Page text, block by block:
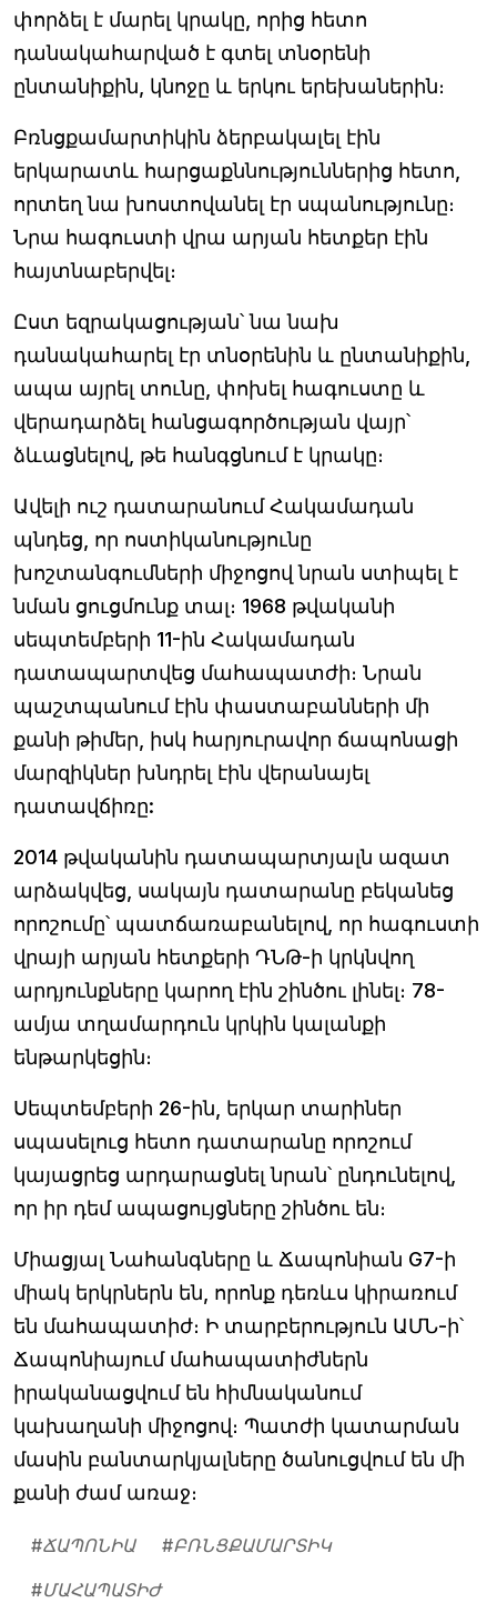
փորձել է մարել կրակը, որից հետո
դանակահարված է գտել տնօրենի
ընտանիքին, կնոջը և երկու երեխաներին։
Բռնցքամարտիկին ձերբակալել էին
երկարատև հարցաքննություններից հետո,
որտեղ նա խոստովանել էր սպանությունը։
Նրա հագուստի վրա արյան հետքեր էին
հայտնաբերվել։
Ըստ եզրակացության՝ նա նախ
դանակահարել էր տնօրենին և ընտանիքին,
ապա այրել տունը, փոխել հագուստը և
վերադարձել հանցագործության վայր՝
ձևացնելով, թե հանգցնում է կրակը։
Ավելի ուշ դատարանում Հակամադան
պնդեց, որ ոստիկանությունը
խոշտանգումների միջոցով նրան ստիպել է
նման ցուցմունք տալ։ 1968 թվականի
սեպտեմբերի 11-ին Հակամադան
դատապարտվեց մահապատժի։ Նրան
պաշտպանում էին փաստաբանների մի
քանի թիմեր, իսկ հարյուրավոր ճապոնացի
մարզիկներ խնդրել էին վերանայել
դատավճիռը:
2014 թվականին դատապարտյալն ազատ
արձակվեց, սակայն դատարանը բեկանեց
որոշումը՝ պատճառաբանելով, որ հագուստի
վրայի արյան հետքերի ԴՆԹ-ի կրկնվող
արդյունքները կարող էին շինծու լինել։ 78-
ամյա տղամարդուն կրկին կալանքի
ենթարկեցին։
Սեպտեմբերի 26-ին, երկար տարիներ
սպասելուց հետո դատարանը որոշում
կայացրեց արդարացնել նրան՝ ընդունելով,
որ իր դեմ ապացույցները շինծու են։
Միացյալ Նահանգները և Ճապոնիան G7-ի
միակ երկրներն են, որոնք դեռևս կիրառում
են մահապատիժ։ Ի տարբերություն ԱՄՆ-ի՝
Ճապոնիայում մահապատիժներն
իրականացվում են հիմնականում
կախաղանի միջոցով։ Պատժի կատարման
մասին բանտարկյալները ծանուցվում են մի
քանի ժամ առաջ։
#ՃԱՊՈՆԻԱ #ԲՌՆՑՔԱՄԱՐՏԻԿ
#ՄԱՀԱՊԱՏԻԺ